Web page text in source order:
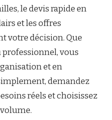
le devis rapide en
et les offres
votre décision. Que
vous
et en
demandez
réels et choisissez